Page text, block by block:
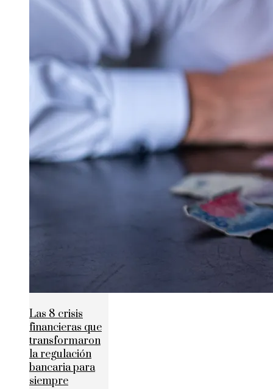
Las 8 crisis
financieras que
transformaron
la regulación
bancaria para
siempre